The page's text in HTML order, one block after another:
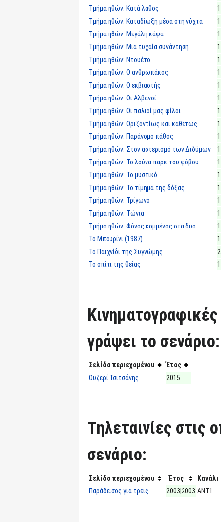
Τμήμα ηθών: Κατά λάθος
Τμήμα ηθών: Καταδίωξη μέσα στη νύχτα
Τμήμα ηθών: Μεγάλη κάψα
Τμήμα ηθών: Μια τυχαία συνάντηση
Τμήμα ηθών: Ντουέτο
Τμήμα ηθών: Ο ανθρωπάκος
Τμήμα ηθών: Ο εκβιαστής
Τμήμα ηθών: Οι Αλβανοί
Τμήμα ηθών: Οι παλιοί μας φίλοι
Τμήμα ηθών: Οριζοντίως και καθέτως
Τμήμα ηθών: Παράνομο πάθος
Τμήμα ηθών: Στον αστερισμό των Διδύμων
Τμήμα ηθών: Το λούνα παρκ του φόβου
Τμήμα ηθών: Το μυστικό
Τμήμα ηθών: Το τίμημα της δόξας
Τμήμα ηθών: Τρίγωνο
Τμήμα ηθών: Τώνια
Τμήμα ηθών: Φόνος κομμένος στα δυο
Το Μπουρίνι (1987)
Το Παιχνίδι της Συγνώμης
Το σπίτι της θείας
Κινηματογραφικές
γράψει το σενάριο:
Σελίδα περιεχομένου
Έτος
Ουζερί Τσιτσάνης
2015
Τηλεταινίες στις
σενάριο:
Σελίδα περιεχομένου Έτος
Κανάλι
Παράδεισος για τρεις
2003|2003 ΑΝΤ1